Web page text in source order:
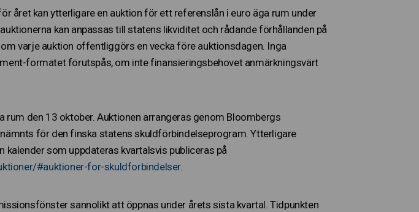
året kan ytterligare en auktion för ett referenslån i euro äga rum under
kan anpassas till statens likviditet och rådande förhållanden på
varje auktion offentliggörs en vecka före auktionsdagen. Inga
formatet förutspås, om inte finansieringsbehovet anmärkningsvärt
den 13 oktober. Auktionen arrangeras genom Bloombergs
för den finska statens skuldförbindelseprogram. Ytterligare
som uppdateras kvartalsvis publiceras på
#auktioner-for-skuldforbindelser.
sannolikt att öppnas under årets sista kvartal. Tidpunkten